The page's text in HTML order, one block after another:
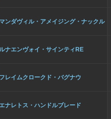
マンダヴィル・アメイジング・ナックル
ナエンヴォイ・サインティRE
フレイムクロークド・バグナウ
エナレトス・ハンドルブレード